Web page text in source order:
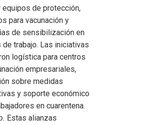
de protección,
para vacunación y
de sensibilización en
de trabajo. Las iniciativas
logística para centros
empresariales,
sobre medidas
y soporte económico
en cuarentena.
Estas alianzas